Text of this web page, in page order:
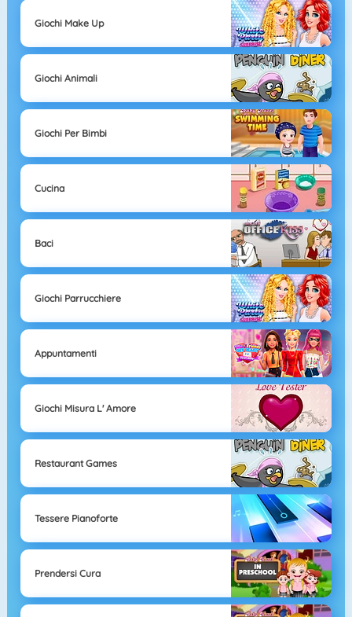
Giochi Make Up
Giochi Animali
Giochi Per Bimbi
Cucina
Baci
Giochi Parrucchiere
Appuntamenti
Giochi Misura L' Amore
Restaurant Games
Tessere Pianoforte
Prendersi Cura